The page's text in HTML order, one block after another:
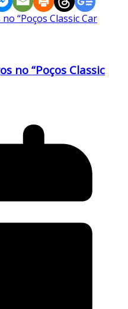
no “Poços Classic